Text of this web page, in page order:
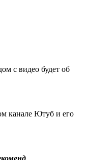
с видео будет об
канале Ютуб и его